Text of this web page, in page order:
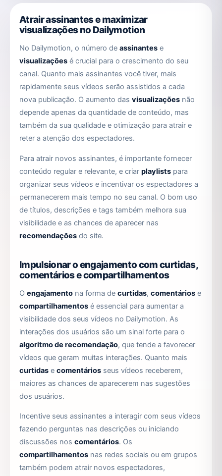
ser
escolhidas
na
do
produto
Atrair assinantes e maximizar
visualizações no Dailymotion
No Dailymotion, o número de assinantes e
visualizações é crucial para o crescimento do seu
canal. Quanto mais assinantes você tiver, mais
rapidamente seus vídeos serão assistidos a cada
nova publicação. O aumento das visualizações não
depende apenas da quantidade de conteúdo, mas
também da sua qualidade e otimização para atrair e
reter a atenção dos espectadores.
Para atrair novos assinantes, é importante fornecer
conteúdo regular e relevante, e criar playlists para
organizar seus vídeos e incentivar os espectadores a
permanecerem mais tempo no seu canal. O bom uso
de títulos, descrições e tags também melhora sua
visibilidade e as chances de aparecer nas
recomendações do site.
Impulsionar o engajamento com curtidas,
comentários e compartilhamentos
O engajamento na forma de curtidas, comentários e
compartilhamentos é essencial para aumentar a
visibilidade dos seus vídeos no Dailymotion. As
interações dos usuários são um sinal forte para o
algoritmo de recomendação, que tende a favorecer
vídeos que geram muitas interações. Quanto mais
curtidas e comentários seus vídeos receberem,
maiores as chances de aparecerem nas sugestões
dos usuários.
Incentive seus assinantes a interagir com seus vídeos
fazendo perguntas nas descrições ou iniciando
discussões nos comentários. Os
compartilhamentos nas redes sociais ou em grupos
também podem atrair novos espectadores,